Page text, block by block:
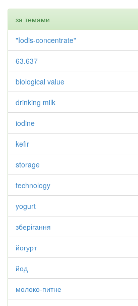
за темами
"Iodis-concentrate"
63.637
biological value
drinking milk
iodine
kefir
storage
technology
yogurt
зберігання
йогурт
йод
молоко-питне